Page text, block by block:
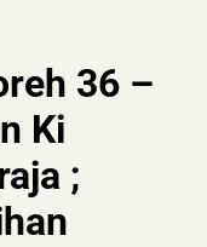
36 –
Ki
;